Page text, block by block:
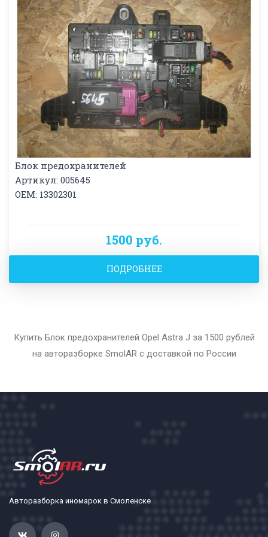
Блок предохранителей
Артикул: 005645
OEM: 13302301
1500 руб.
ПОДРОБНЕЕ
Купить Блок предохранителей Opel Astra J за 1500 рублей
на авторазборке SmolAR с доставкой по России
Авторазборка иномарок в Смоленске